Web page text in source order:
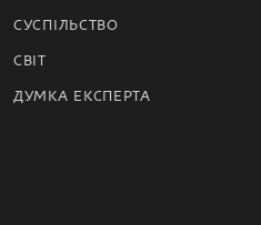
СУСПІЛЬСТВО
СВІТ
ДУМКА ЕКСПЕРТА